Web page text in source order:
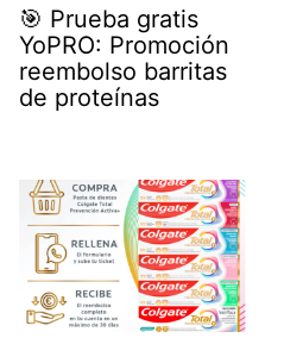
🎯 Prueba gratis
YoPRO: Promoción
reembolso barritas
de proteínas